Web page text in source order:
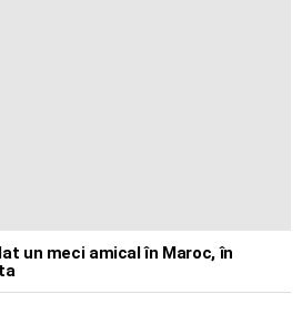
un meci amical în Maroc, în